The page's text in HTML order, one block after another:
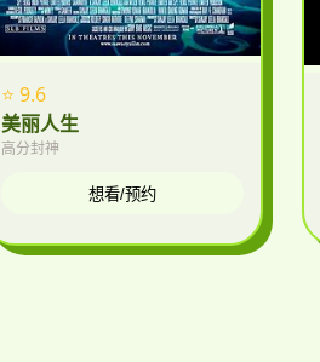
⭐ 9.6
美丽人生
高分封神
想看/预约